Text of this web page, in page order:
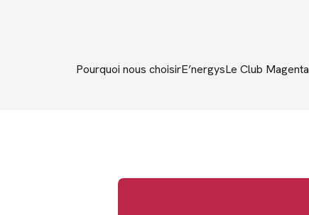
Pourquoi nous choisirE’nergysLe Club Magenta